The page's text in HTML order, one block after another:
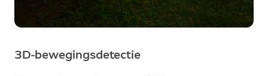
3D-bewegingsdetectie